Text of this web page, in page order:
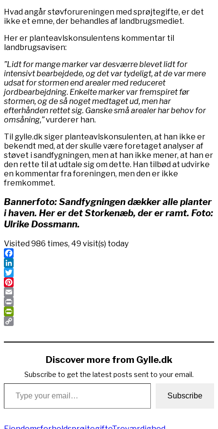
Hvad angår støvforureningen med sprøjtegifte, er det
ikke et emne, der behandles af landbrugsmediet.
Her er planteavlskonsulentens kommentar til
landbrugsavisen:
”Lidt for mange marker var desværre blevet lidt for
intensivt bearbejdede, og det var tydeligt, at de var mere
udsat for stormen end arealer med reduceret
jordbearbejdning. Enkelte marker var fremspiret før
stormen, og de så noget medtaget ud, men har
efterhånden rettet sig. Ganske små arealer har behov for
omsåning,”vurderer han.
Til gylle.dk siger planteavlskonsulenten, at han ikke er
bekendt med, at der skulle være foretaget analyser af
støvet i sandfygningen, men at han ikke mener, at han er
den rette til at udtale sig om dette. Han tilbød at udvirke
en kommentar fra foreningen, men den er ikke
fremkommet.
Bannerfoto: Sandfygningen dækker alle planter
i haven. Her er det Storkenæb, der er ramt. Foto:
Ulrike Dossmann.
Visited 986 times, 49 visit(s) today
Facebook
LinkedIn
Twitter
Pinterest
Email
Print
PrintFriendly
Link
Discover more from Gylle.dk
Subscribe to get the latest posts sent to your email.
Type your email…
Subscribe